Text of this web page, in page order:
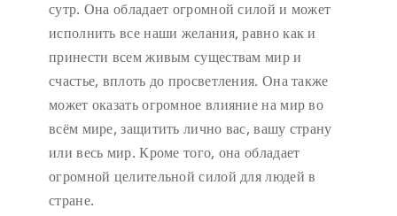
сутр. Она обладает огромной силой и может
исполнить все наши желания, равно как и
принести всем живым существам мир и
счастье, вплоть до просветления. Она также
может оказать огромное влияние на мир во
всём мире, защитить лично вас, вашу страну
или весь мир. Кроме того, она обладает
огромной целительной силой для людей в
стране.